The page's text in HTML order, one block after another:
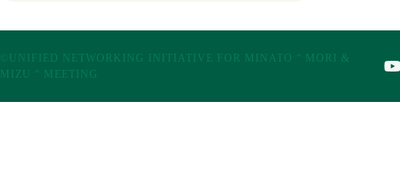
©UNIFIED NETWORKING INITIATIVE FOR MINATO “ MORI &
MIZU “ MEETING